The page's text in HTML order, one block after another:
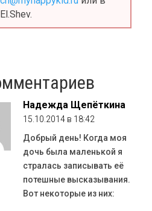
Надежда Щепёткина
15.10.2014 в 18:42
Добрый день! Когда моя
дочь была маленькой я
стралась записывать её
потешные высказывания.
Вот некоторые из них: